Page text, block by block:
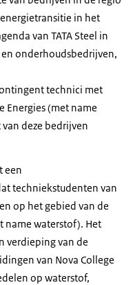
in het
van TATA Steel in
onderhoudsbedrijven,
technici met
Energies(met name
deze bedrijven
een
techniekstudenten van
op het gebied van de
name waterstof). Het
verdieping van de
van Nova College
op waterstof,